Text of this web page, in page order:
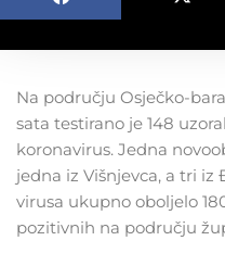
Na području Osječko-
sata testirano je 148
koronavirus. Jedna
jedna iz Višnjevca, a tri iz
virusa ukupno oboljelo
pozitivnih na području